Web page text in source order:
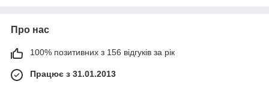
Знижка до 10% (знижки розраховуються
індивідуально)
Про нас
100% позитивних з 156 відгуків за рік
Працює з 31.01.2013